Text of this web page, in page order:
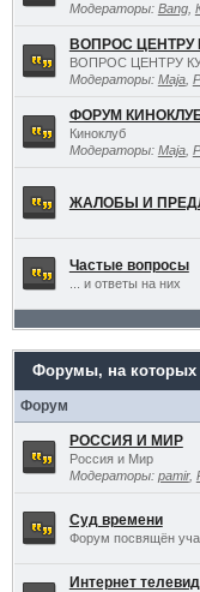
Модераторы: Bang,
ВОПРОС ЦЕНТРУ
ВОПРОС ЦЕНТРУ
Модераторы: Maja,
ФОРУМ
Киноклуб
Модераторы: Maja,
ЖАЛОБЫ И
Частые вопросы
... и ответы на них
Форумы, на которых
Форум
РОССИЯ И МИР
Россия и Мир
Модераторы: pamir,
Суд времени
Форум посвящён
Интернет